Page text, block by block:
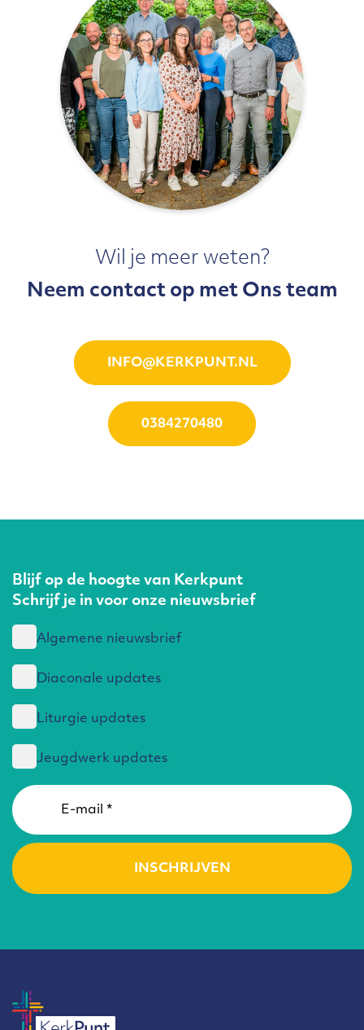
Wil je meer weten?
Neem contact op met Ons team
INFO@KERKPUNT.NL
0384270480
Blijf op de hoogte van Kerkpunt
Schrijf je in voor onze nieuwsbrief
Algemene nieuwsbrief
Diaconale updates
Liturgie updates
Jeugdwerk updates